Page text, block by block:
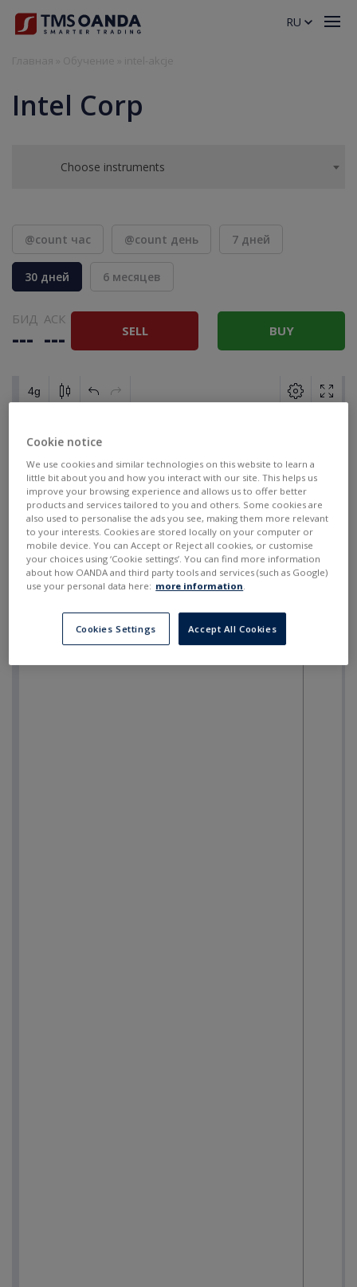
Intel Corp
Choose instruments
@count час @count день 7 дней
30 дней 6 месяцев
БИД
---
АСК
--- SELL BUY
RU
Cookie notice
We use cookies and similar technologies on this website to learn a
little bit about you and how you interact with our site. This helps us
improve your browsing experience and allows us to offer better
products and services tailored to you and others. Some cookies are
also used to personalise the ads you see, making them more relevant
to your interests. Cookies are stored locally on your computer or
mobile device. You can Accept or Reject all cookies, or customise
your choices using ‘Cookie settings’. You can find more information
about how OANDA and third party tools and services (such as Google)
use your personal data here: more information.
Cookies Settings Accept All Cookies